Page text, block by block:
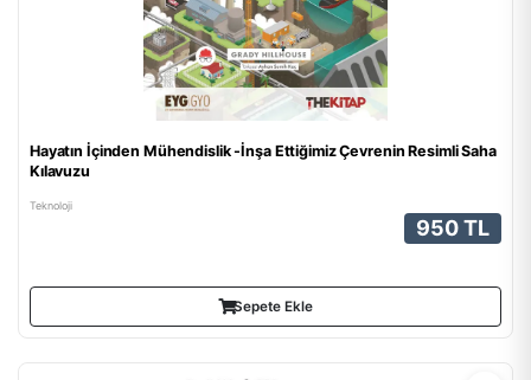
Hayatın İçinden Mühendislik -İnşa Ettiğimiz Çevrenin Resimli Saha
Kılavuzu
Teknoloji
950 TL
Sepete Ekle